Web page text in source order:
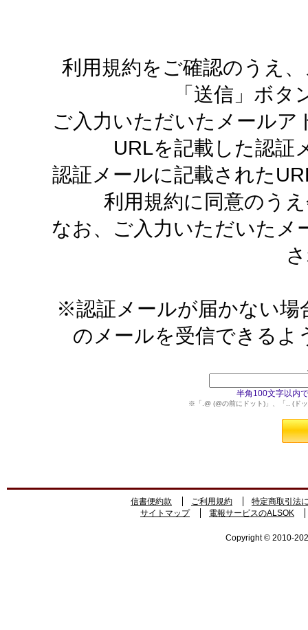
利用規約をご確認のうえ
「送信」ボ
ご入力いただいたメールア
URLを記載した認証
認証メールに記載された
利用規約に同意のう
なお、ご入力いただいたメ
※認証メールが届かない場
のメールを受信できるよ
半角100文字以内
※「.@ (@の前にドット)」、「.. (ド
信書便約款 ご利用規約
特定商取引法
サイトマップ
電報サービスのALSOK
Copyright © 2010-